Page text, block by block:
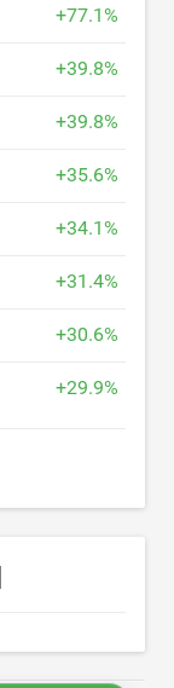
+77.1%
+39.8%
+39.8%
+35.6%
+34.1%
+31.4%
+30.6%
+29.9%